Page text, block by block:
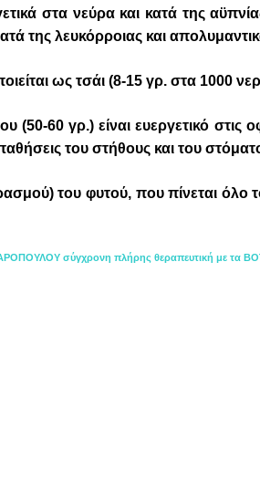
στα νεύρα και κατά της
της λευκόρροιας και
ως τσάι (8-15 γρ. στα 1000
(50-60 γρ.) είναι ευεργετικό στις
του στήθους και του
του φυτού, που πίνεται όλο
σύγχρονη πλήρης θεραπευτική με τα